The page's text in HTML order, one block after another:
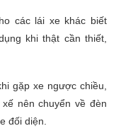
các lái xe khác biết
khi thật cần thiết,
gặp xe ngược chiều,
nên chuyển về đèn
đối diện.